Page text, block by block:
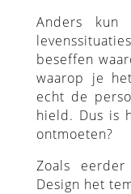
Anders kun
beseffen
waarop je
echt de
hield. Dus is
ontmoeten?
Zoals
Design het